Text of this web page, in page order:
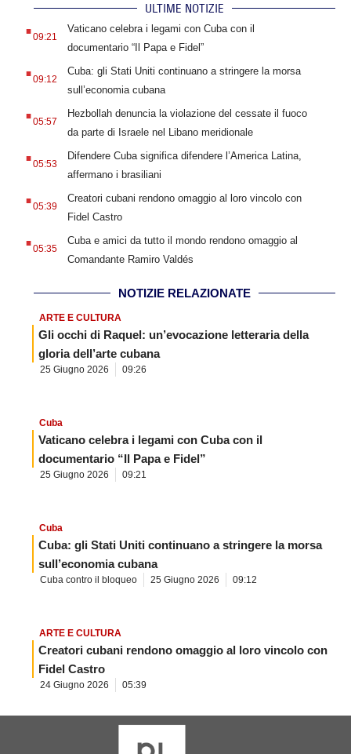
ULTIME NOTIZIE
.09:21
Vaticano celebra i legami con Cuba con il
documentario “Il Papa e Fidel”
.09:12
Cuba: gli Stati Uniti continuano a stringere la morsa
sull’economia cubana
.05:57
Hezbollah denuncia la violazione del cessate il fuoco
da parte di Israele nel Libano meridionale
.05:53
Difendere Cuba significa difendere l’America Latina,
affermano i brasiliani
.05:39
Creatori cubani rendono omaggio al loro vincolo con
Fidel Castro
.05:35
Cuba e amici da tutto il mondo rendono omaggio al
Comandante Ramiro Valdés
NOTIZIE RELAZIONATE
ARTE E CULTURA
Gli occhi di Raquel: un’evocazione letteraria della
gloria dell’arte cubana
25 Giugno 2026 09:26
Cuba
Vaticano celebra i legami con Cuba con il
documentario “Il Papa e Fidel”
25 Giugno 2026 09:21
Cuba
Cuba: gli Stati Uniti continuano a stringere la morsa
sull’economia cubana
Cuba contro il bloqueo 25 Giugno 2026 09:12
ARTE E CULTURA
Creatori cubani rendono omaggio al loro vincolo con
Fidel Castro
24 Giugno 2026 05:39